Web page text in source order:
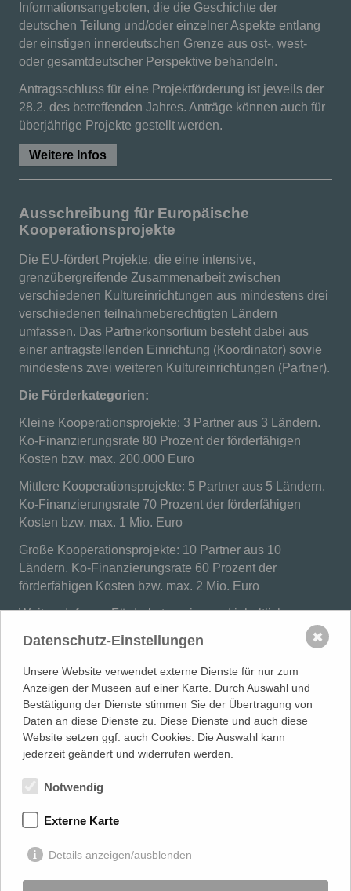
Informationsangeboten, die die Geschichte der
deutschen Teilung und/oder einzelner Aspekte entlang
der einstigen innerdeutschen Grenze aus ost-, west-
oder gesamtdeutscher Perspektive behandeln.
Antragsschluss für eine Projektförderung ist jeweils der
28.2. des betreffenden Jahres. Anträge können auch für
überjährige Projekte gestellt werden.
Weitere Infos
Ausschreibung für Europäische
Kooperationsprojekte
Die EU-fördert Projekte, die eine intensive,
grenzübergreifende Zusammenarbeit zwischen
verschiedenen Kultureinrichtungen aus mindestens drei
verschiedenen teilnahmeberechtigten Ländern
umfassen. Das Partnerkonsortium besteht dabei aus
einer antragstellenden Einrichtung (Koordinator) sowie
mindestens zwei weiteren Kultureinrichtungen (Partner).
Die Förderkategorien:
Kleine Kooperationsprojekte: 3 Partner aus 3 Ländern.
Ko-Finanzierungsrate 80 Prozent der förderfähigen
Kosten bzw. max. 200.000 Euro
Mittlere Kooperationsprojekte: 5 Partner aus 5 Ländern.
Ko-Finanzierungsrate 70 Prozent der förderfähigen
Kosten bzw. max. 1 Mio. Euro
Große Kooperationsprojekte: 10 Partner aus 10
Ländern. Ko-Finanzierungsrate 60 Prozent der
förderfähigen Kosten bzw. max. 2 Mio. Euro
Weitere Infos zu Förderkategorien und inhaltlichen
Prioritäten finden Sie hier:
MUSEUMSVERBAND
Datenschutz-Einstellungen
Unsere Website verwendet externe Dienste für nur zum
Anzeigen der Museen auf einer Karte. Durch Auswahl und
Bestätigung der Dienste stimmen Sie der Übertragung von
Daten an diese Dienste zu. Diese Dienste und auch diese
Website setzen ggf. auch Cookies. Die Auswahl kann
jederzeit geändert und widerrufen werden.
Notwendig
Externe Karte
Details anzeigen/ausblenden
✖